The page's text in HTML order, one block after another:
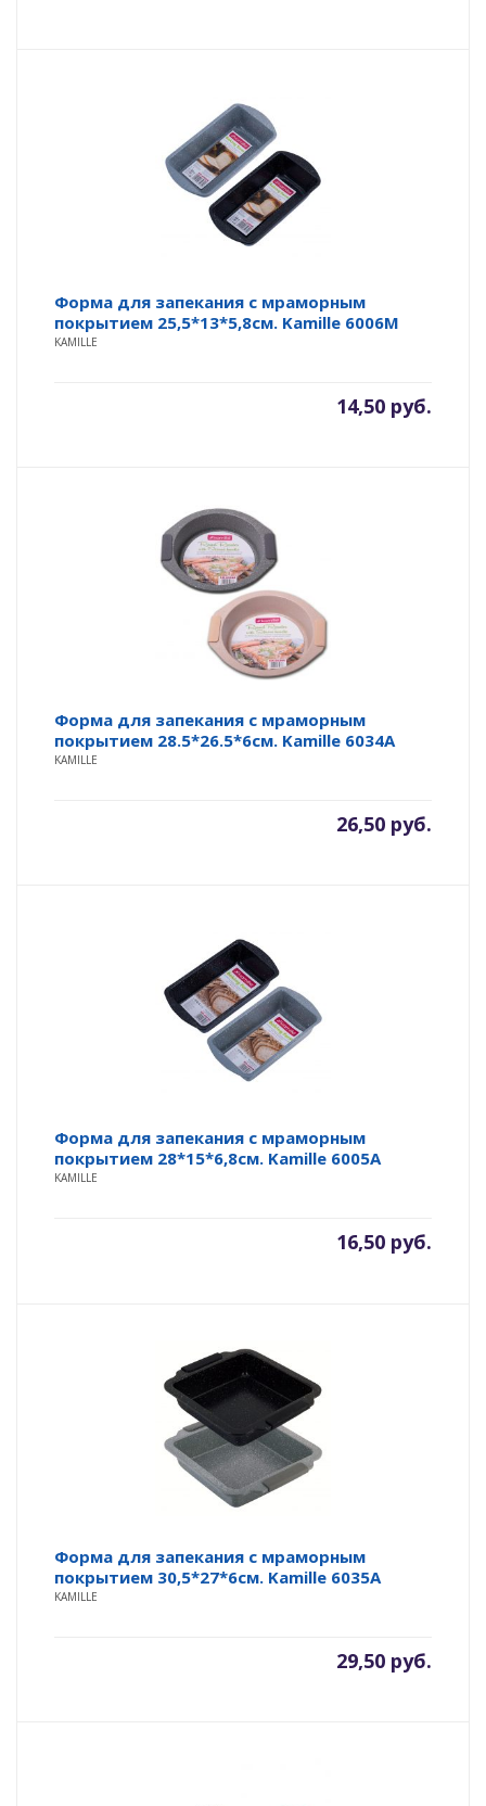
Форма для запекания с мраморным
покрытием 25,5*13*5,8см. Kamille 6006M
KAMILLE
14,50 руб.
Форма для запекания с мраморным
покрытием 28.5*26.5*6см. Kamille 6034A
KAMILLE
26,50 руб.
Форма для запекания с мраморным
покрытием 28*15*6,8см. Kamille 6005A
KAMILLE
16,50 руб.
Форма для запекания с мраморным
покрытием 30,5*27*6см. Kamille 6035A
KAMILLE
29,50 руб.